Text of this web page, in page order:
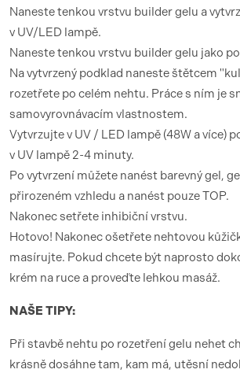
Naneste tenkou vrstvu builder gelu a
v UV/LED lampě.
Naneste tenkou vrstvu builder gelu jako
Na vytvrzený podklad naneste štětcem
rozetřete po celém nehtu. Práce s ním je
samovyrovnávacím vlastnostem.
Vytvrzujte v UV / LED lampě (48W a více)
v UV lampě 2-4 minuty.
Po vytvrzení můžete nanést barevný gel,
přirozeném vzhledu a nanést pouze TOP.
Nakonec setřete inhibiční vrstvu.
Hotovo! Nakonec ošetřete nehtovou
masírujte. Pokud chcete být naprosto
krém na ruce a proveďte lehkou masáž.
NAŠE TIPY:
Při stavbě nehtu po rozetření gelu nehet
krásně dosáhne tam, kam má, utěsní